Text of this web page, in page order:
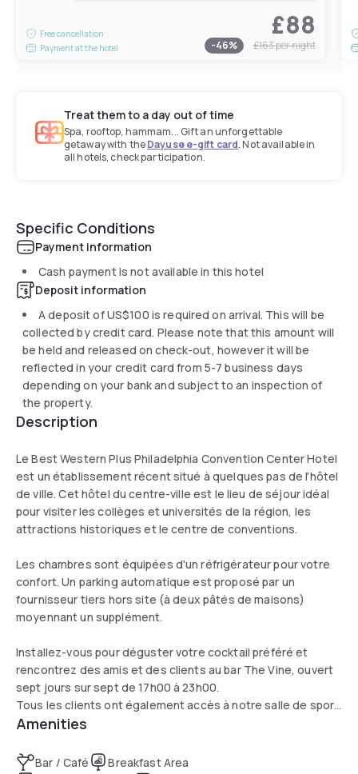
Free cancellation
Payment at the hotel
£88
-46% £163per night
Treat them to a day out of time
Spa, rooftop, hammam... Gift an unforgettable
getaway with theDayuse e-gift card. Not available in
all hotels, check participation.
Specific Conditions
Payment information
Cash payment is not available in this hotel
Deposit information
A deposit ofUS$100 is required on arrival. This will be
collected by credit card. Please note that this amount will
be held and released on check-out, however it will be
reflected in your credit card from 5-7 business days
depending on your bank and subject to an inspection of
the property.
Description
Le Best Western Plus Philadelphia Convention Center Hotel
est un établissement récent situé à quelques pas de l'hôtel
de ville. Cet hôtel du centre-ville est le lieu de séjour idéal
pour visiter les collèges et universités de la région, les
attractions historiques et le centre de conventions.
Les chambres sont équipées d'un réfrigérateur pour votre
confort. Un parking automatique est proposé par un
fournisseur tiers hors site (à deux pâtés de maisons)
moyennant un supplément.
Installez-vous pour déguster votre cocktail préféré et
rencontrez des amis et des clients au bar The Vine, ouvert
sept jours sur sept de 17h00 à 23h00.
Tous les clients ont également accès à notre salle de sport
ouverte 24 heures sur 24 et équipée de poids libres et
également d'équipements de yoga pour vous permettre de
Amenities
Bar / Café
Breakfast Area